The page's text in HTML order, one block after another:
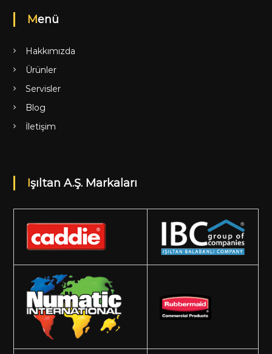
Menü
Hakkımızda
Ürünler
Servisler
Blog
İletişim
Işıltan A.Ş. Markaları